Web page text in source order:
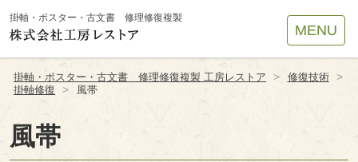
掛軸・ポスター・古文書 修理修復複製
MENU
掛軸・ポスター・古文書 修理修復複製 工房レストア > 修復技術 >
掛軸修復 > 風帯
風帯
Site
Footer